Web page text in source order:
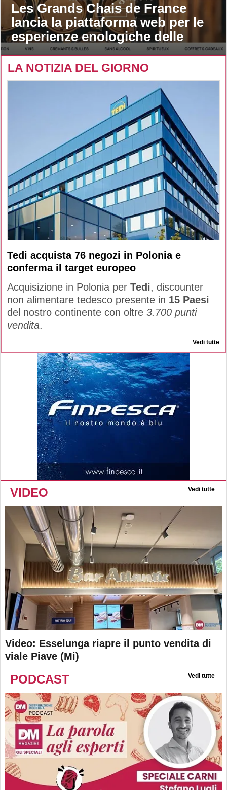
Les Grands Chais de France
lancia la piattaforma web per le
esperienze enologiche delle
maison
LA NOTIZIA DEL GIORNO
Tedi acquista 76 negozi in Polonia e
conferma il target europeo
Acquisizione in Polonia per Tedi, discounter
non alimentare tedesco presente in 15 Paesi
del nostro continente con oltre 3.700 punti
vendita.
Vedi tutte
VIDEO Vedi tutte
Video: Esselunga riapre il punto vendita di
viale Piave (Mi)
PODCAST Vedi tutte